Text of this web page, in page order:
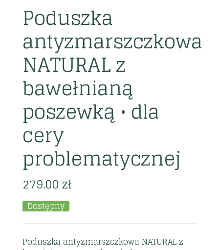
Poduszka
antyzmarszczkowa
NATURAL z
bawełnianą
poszewką • dla
cery
problematycznej
279.00zł
Dostępny
Poduszka antyzmarszczkowa NATURAL z